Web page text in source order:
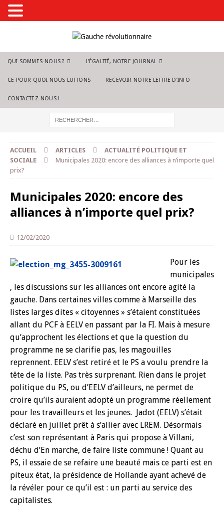
QUI SOMMES-NOUS ? L’ÉGALITÉ, NOTRE JOURNAL
CE POUR QUOI NOUS LUTTONS RECEVOIR NOTRE LETTRE D’INFO
CONTACTEZ-NOUS !
ACCUEIL ARTICLES
ACTUALITÉ POLITIQUE ET
SOCIALE
Municipales 2020: encore des alliances à n’importe quel
prix?
Municipales 2020: encore des
alliances à n’importe quel prix?
12/02/2020
Pour les
municipales
, les discussions sur les alliances ont encore agité la
gauche. Dans certaines villes comme à Marseille des
listes larges dites « citoyennes » s’étaient constituées
allant du PCF à EELV en passant par la FI. Mais à mesure
qu’approchent les élections et que la question du
programme ne se clarifie pas, les magouilles
reprennent. EELV s’est retiré et le PS a voulu prendre la
tête de la liste. Pas très surprenant. Rien dans le projet
politique du PS, ou d’EELV d’ailleurs, ne permet de
croire qu’ils auraient adopté un programme réellement
pour les travailleurs et les jeunes. Jadot (EELV) s’était
déclaré en juillet prêt à s’allier avec LREM. Désormais
c’est son représentant à Paris qui propose à Villani,
déchu d’En marche, de faire liste commune ! Quant au
PS, il essaie de se refaire une beauté mais ce parti est en
piteux état, la présidence de Hollande ayant achevé de
la révéler pour ce qu’il est : un parti au service des
capitalistes.